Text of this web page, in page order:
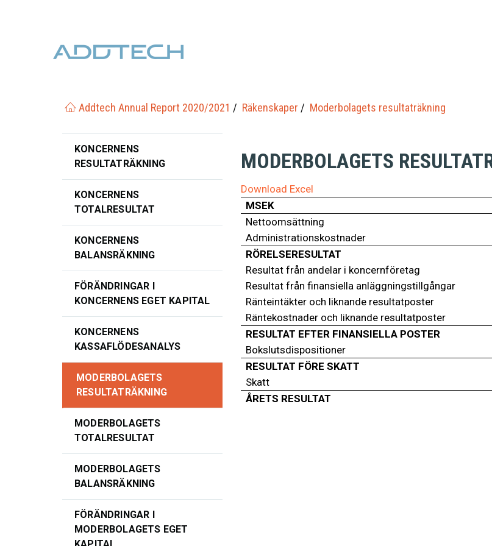
Addtech Annual Report 2020/2021 Räkenskaper Moderbolagets resultaträkning
MODERBOLAGETS
Download Excel
MSEK
Nettoomsättning
Administrationskostnader
RÖRELSERESULTAT
Resultat från andelar i koncernföretag
Resultat från finansiella anläggningstillgångar
Ränteintäkter och liknande resultatposter
Räntekostnader och liknande resultatposter
RESULTAT EFTER FINANSIELLA POSTER
Bokslutsdispositioner
RESULTAT FÖRE SKATT
Skatt
ÅRETS RESULTAT
KONCERNENS
RESULTATRÄKNING
KONCERNENS
TOTALRESULTAT
KONCERNENS
BALANSRÄKNING
FÖRÄNDRINGAR I
KONCERNENS EGET KAPITAL
KONCERNENS
KASSAFLÖDESANALYS
MODERBOLAGETS
RESULTATRÄKNING
MODERBOLAGETS
TOTALRESULTAT
MODERBOLAGETS
BALANSRÄKNING
FÖRÄNDRINGAR I
MODERBOLAGETS EGET